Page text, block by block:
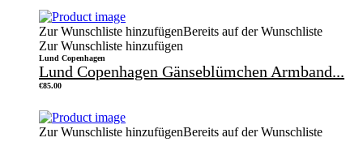
Zur Wunschliste hinzufügenBereits auf der Wunschliste
Zur Wunschliste hinzufügen
Lund Copenhagen
Lund Copenhagen Gänseblümchen Armband...
€85.00
Zur Wunschliste hinzufügenBereits auf der Wunschliste